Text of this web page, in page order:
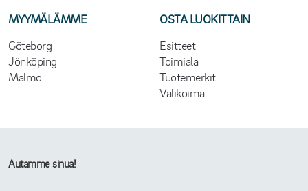
MYYMÄLÄMME
Göteborg
Jönköping
Malmö
OSTA LUOKITTAIN
Esitteet
Toimiala
Tuotemerkit
Valikoima
Autamme sinua!